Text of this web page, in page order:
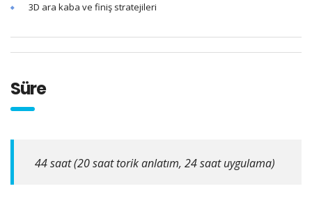
3D ara kaba ve finiş stratejileri
Süre
44 saat (20 saat torik anlatım, 24 saat uygulama)